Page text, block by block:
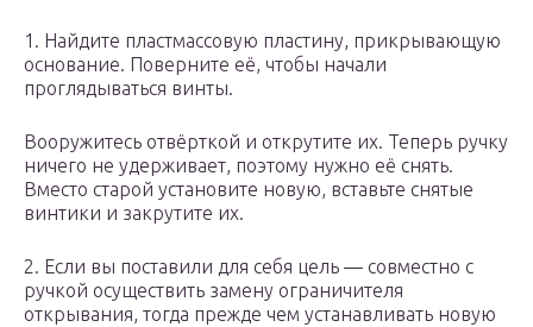
1. Найдите пластмассовую пластину, прикрывающую
основание. Поверните её, чтобы начали
проглядываться винты.
Вооружитесь отвёрткой и открутите их. Теперь ручку
ничего не удерживает, поэтому нужно её снять.
Вместо старой установите новую, вставьте снятые
винтики и закрутите их.
2. Если вы поставили для себя цель — совместно с
ручкой осуществить замену ограничителя
открывания, тогда прежде чем устанавливать новую